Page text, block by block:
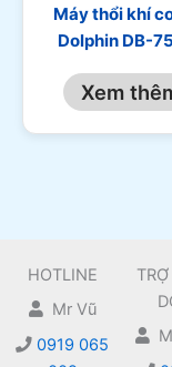
Máy thổi khí
Dolphin DB-
Xem
HOTLINE
Mr Vũ
0919 065